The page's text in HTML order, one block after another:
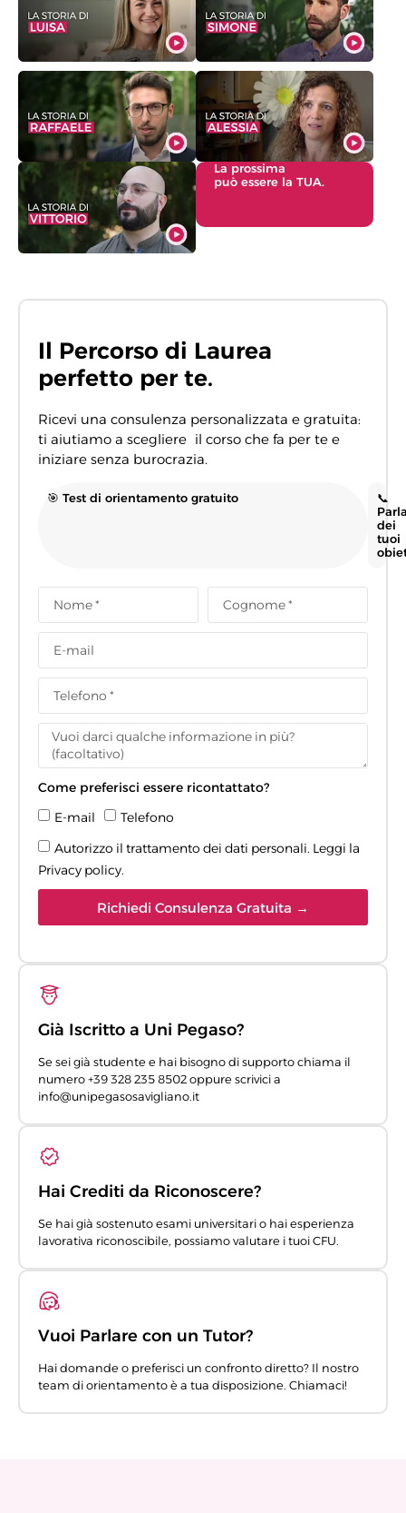
La prossima
può essere la TUA.
Il Percorso di Laurea
perfetto per te.
Ricevi una consulenza personalizzata e gratuita:
ti aiutiamo a scegliere il corso che fa per te e
iniziare senza burocrazia.
🎯 Test di orientamento gratuito
📞
dei
tuoi
Come preferisci essere ricontattato?
E-mail
Telefono
Autorizzo il trattamento dei dati personali. Leggi la
Privacy policy.
Richiedi Consulenza Gratuita →
Già Iscritto a Uni Pegaso?
Se sei già studente e hai bisogno di supporto chiama il
numero +39 328 235 8502 oppure scrivici a
info@unipegasosavigliano.it
Hai Crediti da Riconoscere?
Se hai già sostenuto esami universitari o hai esperienza
lavorativa riconoscibile, possiamo valutare i tuoi CFU.
Vuoi Parlare con un Tutor?
Hai domande o preferisci un confronto diretto? Il nostro
team di orientamento è a tua disposizione. Chiamaci!